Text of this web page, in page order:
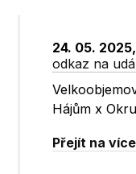
24. 05.
odkaz na
Hájům x
Přejít na